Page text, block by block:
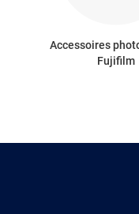
Accessoires
Fujifilm